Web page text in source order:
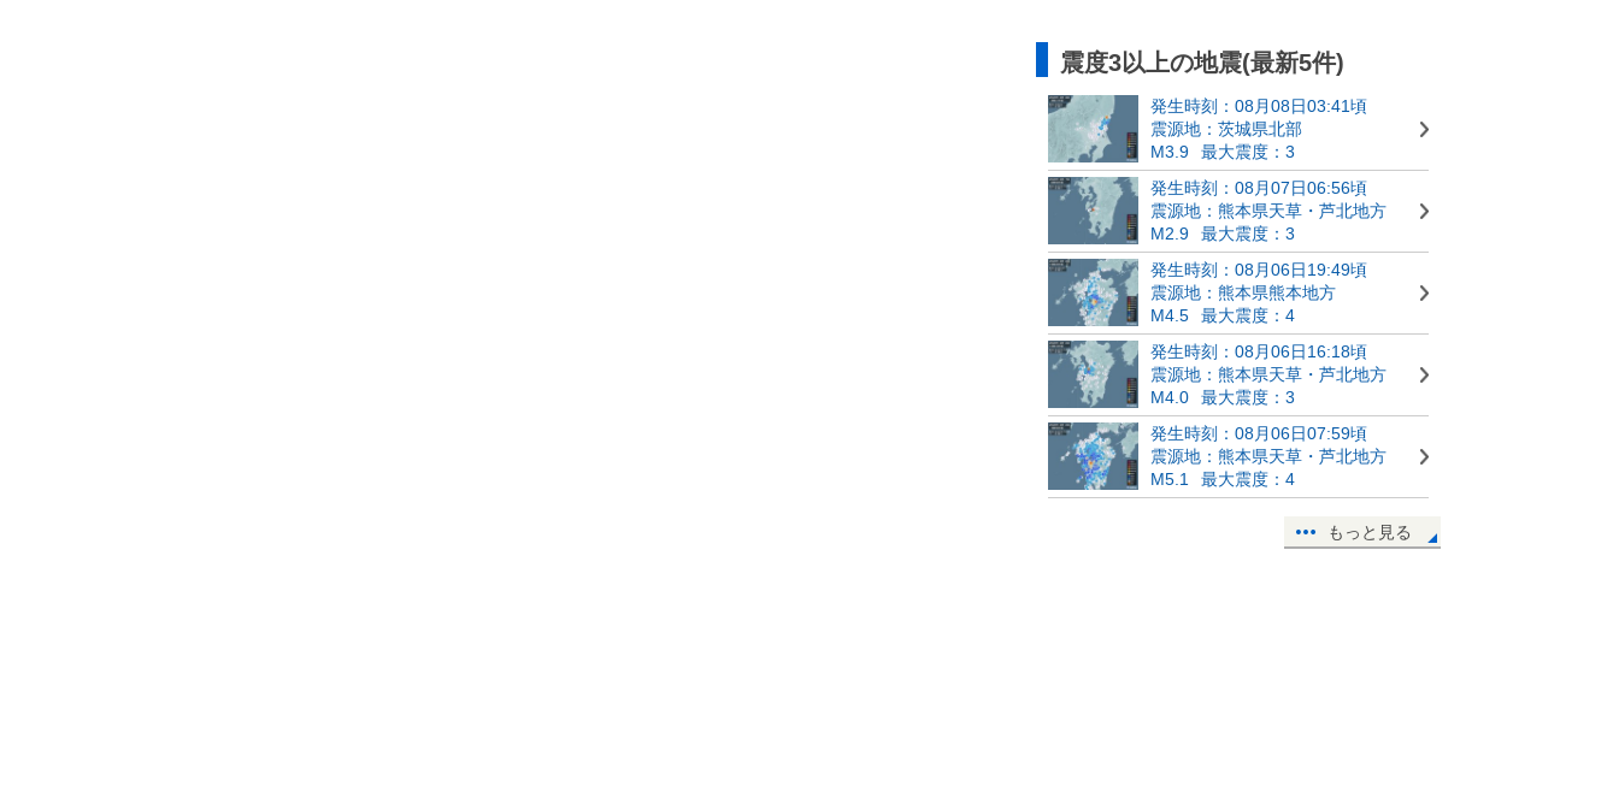
震度3以上の地震(最新5件)
発生時刻：08月08日03:41頃
震源地：茨城県北部
M3.9
最大震度：3
発生時刻：08月07日06:56頃
震源地：熊本県天草・芦北地方
M2.9
最大震度：3
発生時刻：08月06日19:49頃
震源地：熊本県熊本地方
M4.5
最大震度：4
発生時刻：08月06日16:18頃
震源地：熊本県天草・芦北地方
M4.0
最大震度：3
発生時刻：08月06日07:59頃
震源地：熊本県天草・芦北地方
M5.1
最大震度：4
もっと見る